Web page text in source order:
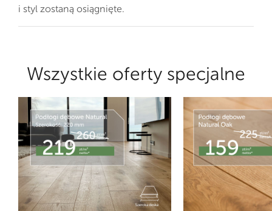
i styl zostaną osiągnięte.
Wszystkie oferty specjalne